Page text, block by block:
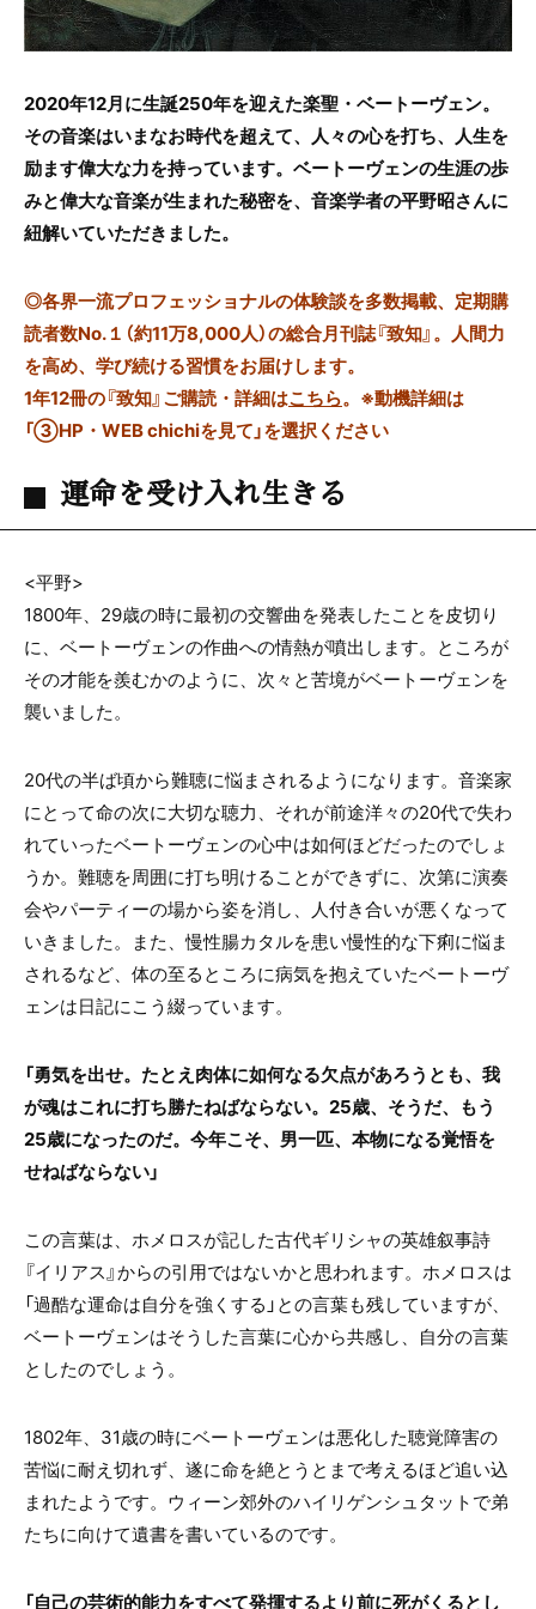
2020年12月に生誕250年を迎えた楽聖・ベートーヴェン。
その音楽はいまなお時代を超えて、人々の心を打ち、人生を
励ます偉大な力を持っています。ベートーヴェンの生涯の歩
みと偉大な音楽が生まれた秘密を、音楽学者の平野昭さんに
紐解いていただきました。
◎各界一流プロフェッショナルの体験談を多数掲載、定期購
読者数No.１（約11万8,000人）の総合月刊誌『致知』。人間力
を高め、学び続ける習慣をお届けします。
1年12冊の『致知』ご購読・詳細はこちら。 ※動機詳細は
「③HP・WEB chichiを見て」を選択ください
運命を受け入れ生きる
<平野>
1800年、29歳の時に最初の交響曲を発表したことを皮切り
に、ベートーヴェンの作曲への情熱が噴出します。ところが
その才能を羨むかのように、次々と苦境がベートーヴェンを
襲いました。
20代の半ば頃から難聴に悩まされるようになります。音楽家
にとって命の次に大切な聴力、それが前途洋々の20代で失わ
れていったベートーヴェンの心中は如何ほどだったのでしょ
うか。難聴を周囲に打ち明けることができずに、次第に演奏
会やパーティーの場から姿を消し、人付き合いが悪くなって
いきました。また、慢性腸カタルを患い慢性的な下痢に悩ま
されるなど、体の至るところに病気を抱えていたベートーヴ
ェンは日記にこう綴っています。
「勇気を出せ。たとえ肉体に如何なる欠点があろうとも、我
が魂はこれに打ち勝たねばならない。25歳、そうだ、もう
25歳になったのだ。今年こそ、男一匹、本物になる覚悟を
せねばならない」
この言葉は、ホメロスが記した古代ギリシャの英雄叙事詩
『イリアス』からの引用ではないかと思われます。ホメロスは
「過酷な運命は自分を強くする」との言葉も残していますが、
ベートーヴェンはそうした言葉に心から共感し、自分の言葉
としたのでしょう。
1802年、31歳の時にベートーヴェンは悪化した聴覚障害の
苦悩に耐え切れず、遂に命を絶とうとまで考えるほど追い込
まれたようです。ウィーン郊外のハイリゲンシュタットで弟
たちに向けて遺書を書いているのです。
「自己の芸術的能力をすべて発揮するより前に死がくるとし